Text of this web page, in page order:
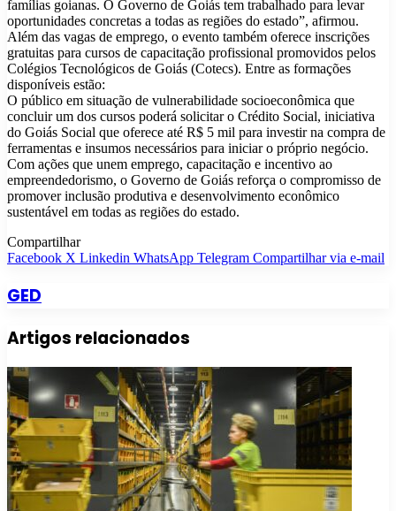
famílias goianas. O Governo de Goiás tem trabalhado para levar
oportunidades concretas a todas as regiões do estado”, afirmou.
Além das vagas de emprego, o evento também oferece inscrições
gratuitas para cursos de capacitação profissional promovidos pelos
Colégios Tecnológicos de Goiás (Cotecs). Entre as formações
disponíveis estão:
O público em situação de vulnerabilidade socioeconômica que
concluir um dos cursos poderá solicitar o Crédito Social, iniciativa
do Goiás Social que oferece até R$ 5 mil para investir na compra de
ferramentas e insumos necessários para iniciar o próprio negócio.
Com ações que unem emprego, capacitação e incentivo ao
empreendedorismo, o Governo de Goiás reforça o compromisso de
promover inclusão produtiva e desenvolvimento econômico
sustentável em todas as regiões do estado.
Compartilhar
Facebook X Linkedin WhatsApp Telegram Compartilhar via e-mail
GED
Artigos relacionados